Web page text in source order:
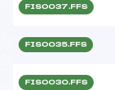
FIS0037.FFS
FIS0035.FFS
FIS0030.FFS